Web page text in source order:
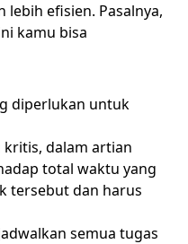
efisien. Pasalnya,
kamu bisa
diperlukan untuk
kritis, dalam artian
total waktu yang
tersebut dan harus
semua tugas